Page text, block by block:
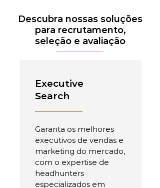
Descubra nossas soluções
para recrutamento,
seleção e avaliação
Executive
Search
Garanta os melhores
executivos de vendas e
marketing do mercado,
com o expertise de
headhunters
especializados em